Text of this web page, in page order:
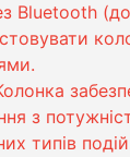
Bluetooth
з
типів